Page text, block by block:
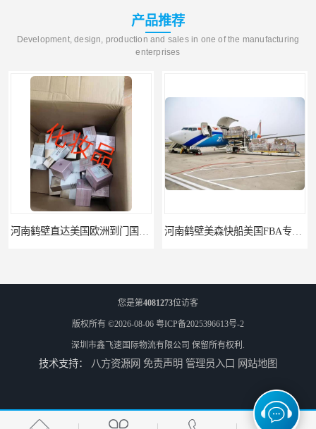
产品推荐
Development, design, production and sales in one of the manufacturing
enterprises
河南安阳欧美日加FBA空海运入仓DHL快递代理当日提取 河南平顶山集运物流国际快递转运美国亚马逊加拿大日本英国德国法国
您是第4081273位访客
版权所有 ©2026-08-06 粤ICP备2025396613号-2
深圳市鑫飞速国际物流有限公司 保留所有权利.
技术支持： 八方资源网 免责声明 管理员入口 网站地图